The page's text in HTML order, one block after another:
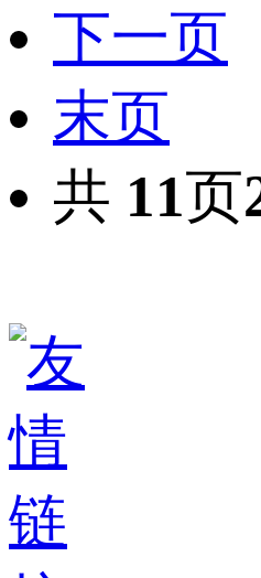
下一页
末页
共 11页